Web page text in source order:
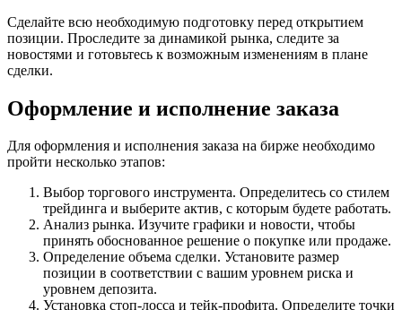
Сделайте всю необходимую подготовку перед открытием
позиции. Проследите за динамикой рынка, следите за
новостями и готовьтесь к возможным изменениям в плане
сделки.
Оформление и исполнение заказа
Для оформления и исполнения заказа на бирже необходимо
пройти несколько этапов:
Выбор торгового инструмента. Определитесь со стилем
трейдинга и выберите актив, с которым будете работать.
Анализ рынка. Изучите графики и новости, чтобы
принять обоснованное решение о покупке или продаже.
Определение объема сделки. Установите размер
позиции в соответствии с вашим уровнем риска и
уровнем депозита.
Установка стоп-лосса и тейк-профита. Определите точки